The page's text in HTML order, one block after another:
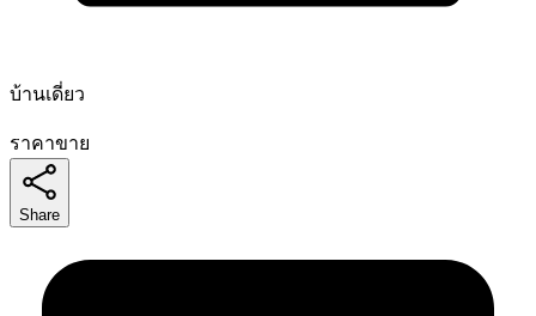
บ้านเดี่ยว
ราคาขาย
Share